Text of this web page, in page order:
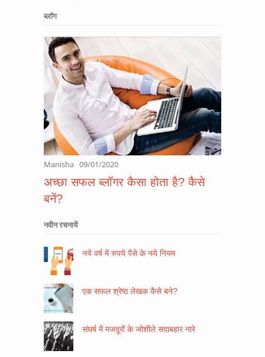
ब्लॉग
Manisha 09/01/2020
अच्छा सफल ब्लॉगर कैसा होता है? कैसे
बनें?
नवीन रचनायें
नये वर्ष में रुपये पैसे के नये नियम
एक सफल श्रेष्ठ लेखक कैसे बने?
संघर्ष में मजदूरों के जोशीले सदाबहार नारे